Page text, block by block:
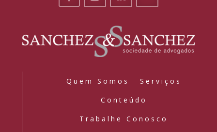
Quem Somos Serviços
Conteúdo
Trabalhe Conosco